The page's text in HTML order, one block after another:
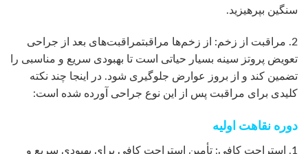
سنگین بپرهیزید.
2. مراقبت از زخم: از زخم‌ها مراقبتمراقبت‌های بعد از جراحی
تعویض پروتز سینه بسیار حیاتی است تا بهبودی سریع و مناسبی را
تضمین کند و از بروز عوارض جلوگیری شود. در اینجا چند نکته
کلیدی برای مراقبت پس از این نوع جراحی آورده شده است:
دوره نقاهت اولیه
1. استراحت کافی: تأمین استراحت کافی برای بهبودی سریع و